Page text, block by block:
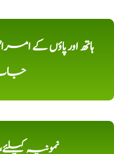
ہاتھ اور پاؤں کے
نمونیہ